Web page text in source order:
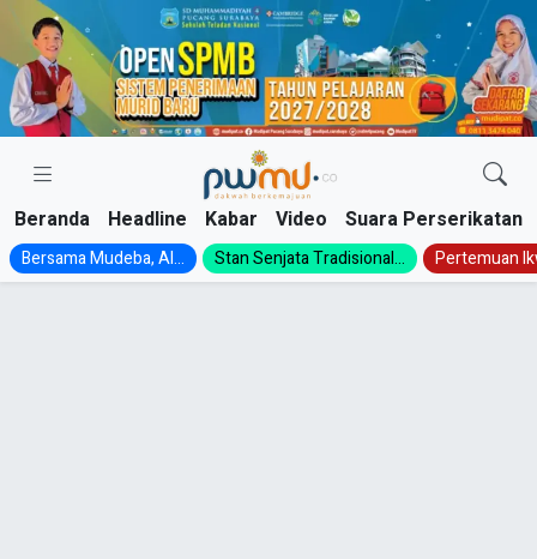
Skip
content
Beranda Headline Kabar Video Suara Perserikatan
Bersama Mudeba, Al... Stan Senjata Tradisional... Pertemuan